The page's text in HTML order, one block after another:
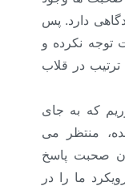
دارد. پس
نکرده و
ترتیب در قلاب
که به جای
منتظر می
صحبت پاسخ
ما را در